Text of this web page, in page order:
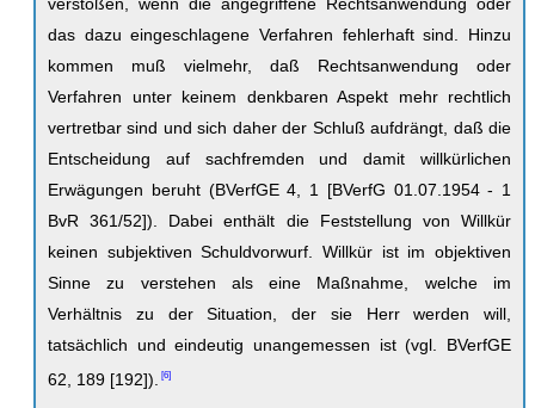
das dazu eingeschlagene Verfahren fehlerhaft sind. Hinzu
kommen muß vielmehr, daß Rechtsanwendung oder
Verfahren unter keinem denkbaren Aspekt mehr rechtlich
vertretbar sind und sich daher der Schluß aufdrängt, daß die
Entscheidung auf sachfremden und damit willkürlichen
Erwägungen beruht (BVerfGE 4, 1 [BVerfG 01.07.1954 - 1
BvR 361/52]). Dabei enthält die Feststellung von Willkür
keinen subjektiven Schuldvorwurf. Willkür ist im objektiven
Sinne zu verstehen als eine Maßnahme, welche im
Verhältnis zu der Situation, der sie Herr werden will,
tatsächlich und eindeutig unangemessen ist (vgl. BVerfGE
62, 189 [192]).